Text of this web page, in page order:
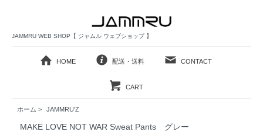
JAMMRU WEB SHOP【 ジャムル ウェブショップ 】
HOME 配送・送料 CONTACT
CART
ホーム > JAMMRU'Z
MAKE LOVE NOT WAR Sweat Pants グレー